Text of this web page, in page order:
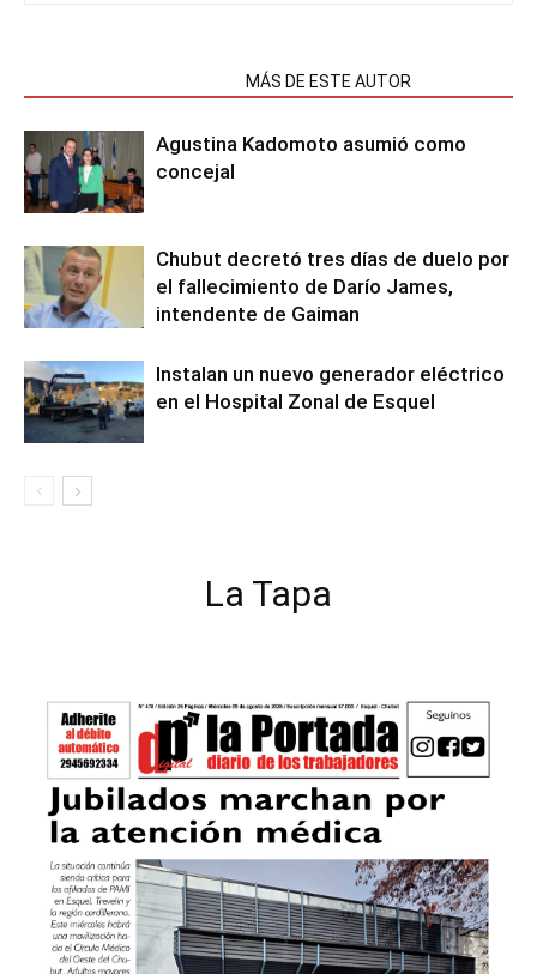
MÁS DE ESTE AUTOR
Agustina Kadomoto asumió como
concejal
Chubut decretó tres días de duelo por
el fallecimiento de Darío James,
intendente de Gaiman
Instalan un nuevo generador eléctrico
en el Hospital Zonal de Esquel
La Tapa